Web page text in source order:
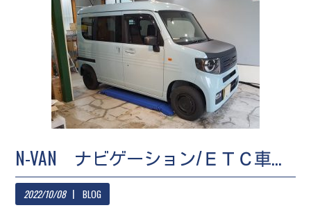
N-VAN ナビゲーション/ＥＴＣ車載器取付
2022/10/08 BLOG